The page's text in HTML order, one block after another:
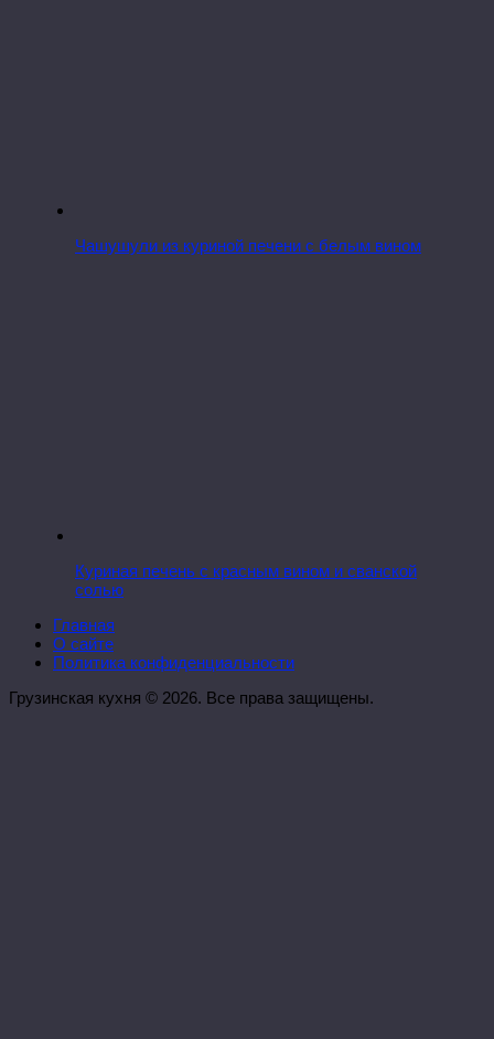
Чашушули из куриной печени с белым вином
Куриная печень с красным вином и сванской
солью
Главная
О сайте
Политика конфиденциальности
Грузинская кухня © 2026. Все права защищены.